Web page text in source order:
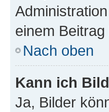
einem
Nach oben
Kann ich
Ja, Bilder